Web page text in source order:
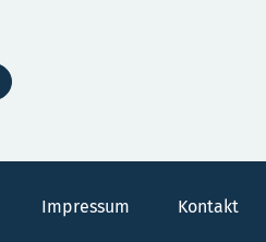
Impressum Kontakt